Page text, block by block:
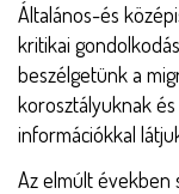
Általános-és
kritikai
beszélgetünk a
korosztályuknak
információkkal
Az elmúlt években